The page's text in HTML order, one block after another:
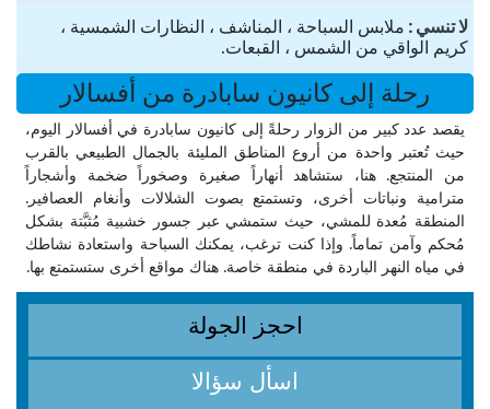
لا تنسي ملابس السباحة ، المناشف ، النظارات الشمسية ،
كريم الواقي من الشمس ، القبعات.
رحلة إلى كانيون سابادرة من أفسالار
يقصد عدد كبير من الزوار رحلةً إلى كانيون سابادرة في أفسالار اليوم،
حيث تُعتبر واحدة من أروع المناطق المليئة بالجمال الطبيعي بالقرب
من المنتجع. هنا، ستشاهد أنهاراً صغيرة وصخوراً ضخمة وأشجاراً
مترامية ونباتات أخرى، وتستمتع بصوت الشلالات وأنغام العصافير.
المنطقة مُعدة للمشي، حيث ستمشي عبر جسور خشبية مُثبَّتة بشكل
مُحكم وآمن تماماً. وإذا كنت ترغب، يمكنك السباحة واستعادة نشاطك
في مياه النهر الباردة في منطقة خاصة. هناك مواقع أخرى ستستمتع بها.
احجز الجولة
اسأل سؤالا